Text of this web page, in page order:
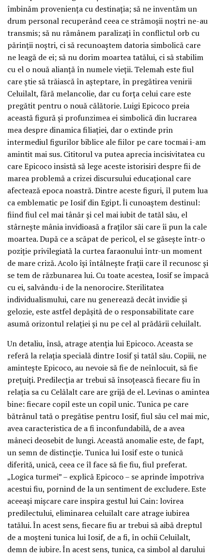
îmbinăm proveniența cu destinația; să ne inventăm un
drum personal recuperând ceea ce strămoșii noștri ne-au
transmis; să nu rămânem paralizați în conflictul orb cu
părinții noștri, ci să recunoaștem datoria simbolică care
ne leagă de ei; să nu dorim moartea tatălui, ci să stabilim
cu el o nouă alianță în numele vieții. Telemah este fiul
care știe să trăiască în așteptare, în pregătirea venirii
Celuilalt, fără melancolie, dar cu forța celui care este
pregătit pentru o nouă călătorie. Luigi Epicoco preia
această figură și profunzimea ei simbolică din lucrarea
mea despre dinamica filiației, dar o extinde prin
intermediul figurilor biblice ale fiilor pe care tocmai i-am
amintit mai sus. Cititorul va putea aprecia incisivitatea cu
care Epicoco insistă să lege aceste istorisiri despre fii de
marea problemă a crizei discursului educațional care
afectează epoca noastră. Dintre aceste figuri, îl putem lua
ca emblematic pe Iosif din Egipt. Îi cunoaștem destinul:
fiind fiul cel mai tânăr și cel mai iubit de tatăl său, el
stârnește mânia invidioasă a fraților săi care îi pun la cale
moartea. După ce a scăpat de pericol, el se găsește într-o
poziție privilegiată la curtea faraonului într-un moment
de mare criză. Acolo își întâlnește frații care îl recunosc și
se tem de răzbunarea lui. Cu toate acestea, Iosif se împacă
cu ei, salvându-i de la nenorocire. Sterilitatea
individualismului, care nu generează decât invidie și
gelozie, este astfel depășită de o responsabilitate care
asumă orizontul relației și nu pe cel al prădării celuilalt.
Un detaliu, însă, atrage atenția lui Epicoco. Aceasta se
referă la relația specială dintre Iosif și tatăl său. Copiii, ne
amintește Epicoco, au nevoie să fie de neînlocuit, să fie
prețuiți. Predilecția ar trebui să însoțească fiecare fiu în
relația sa cu Celălalt care are grijă de el. Levinas o amintea
bine: fiecare copil este un copil unic. Tunica pe care
bătrânul tată o pregătise pentru Iosif, fiul său cel mai mic,
avea caracteristica de a fi inconfundabilă, de a avea
mâneci deosebit de lungi. Această anomalie este, de fapt,
un semn de distincție. Tunica lui Iosif este o tunică
diferită, unică, ceea ce îl face să fie fiu, fiul preferat.
„Logica turmei” – explică Epicoco – se aprinde împotriva
acestui fiu, pornind de la un sentiment de excludere. Este
aceeași mișcare care inspira gestul lui Cain: lovirea
predilectului, eliminarea celuilalt care atrage iubirea
tatălui. În acest sens, fiecare fiu ar trebui să aibă dreptul
de a moșteni tunica lui Iosif, de a fi, în ochii Celuilalt,
demn de iubire. În acest sens, tunica, ca simbol al darului